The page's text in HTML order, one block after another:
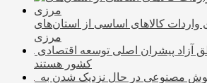
واردات کالا‌های اساسی از استان‌های
مرزی
آزاد پیشران اصلی توسعه اقتصادی
کشور هستند